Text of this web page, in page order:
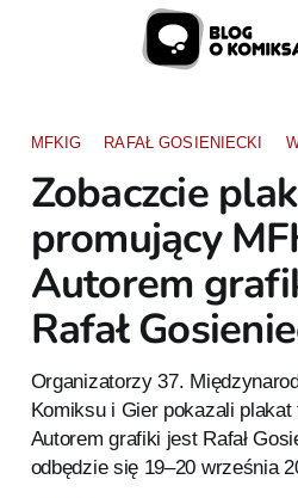
MFKIG RAFAŁ GOSIENIECKI
Zobaczcie
promujący
Autorem
Rafał
Organizatorzy 37.
Komiksu i Gier pokazali
Autorem grafiki jest Rafał
odbędzie się 19–20 września